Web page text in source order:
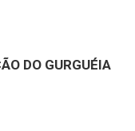
DO GURGUÉIA